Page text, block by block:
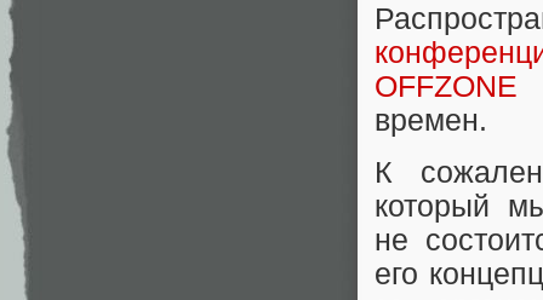
OFFZONE
времен.
К
который
не
его